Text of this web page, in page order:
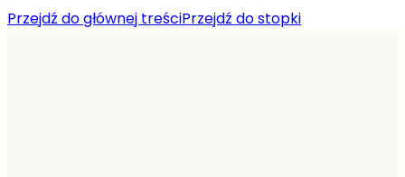
Przejdź do głównej treściPrzejdź do stopki